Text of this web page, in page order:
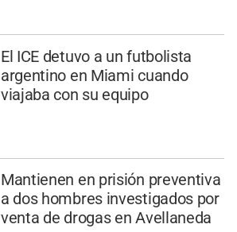
El ICE detuvo a un futbolista
argentino en Miami cuando
viajaba con su equipo
Mantienen en prisión preventiva
a dos hombres investigados por
venta de drogas en Avellaneda